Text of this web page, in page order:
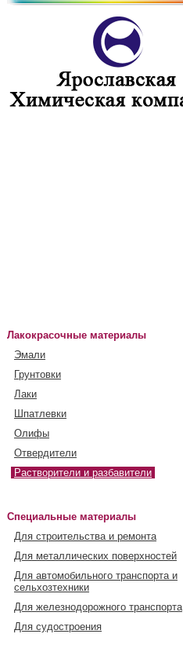
Лакокрасочные материалы
Эмали
Грунтовки
Лаки
Шпатлевки
Олифы
Отвердители
Растворители и разбавители
Специальные материалы
Для строительства и ремонта
Для металлических поверхностей
Для автомобильного транспорта и
сельхозтехники
Для железнодорожного транспорта
Для судостроения